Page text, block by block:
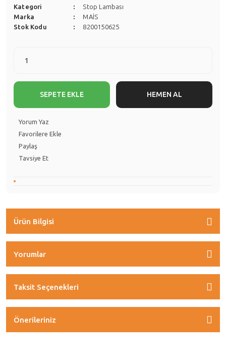
Kategori
Stop Lambası
Marka
MAİS
Stok Kodu
8200150625
SEPETE EKLE HEMEN AL
Yorum Yaz
Paylaş
Tavsiye Et
Ürün Bilgisi
Yorumlar
Taksit Seçenekleri
Önerileriniz